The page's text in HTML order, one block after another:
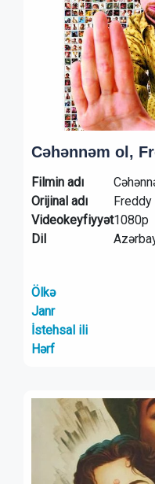
Cəhənnəm ol,
Filmin adı
Orijinal adı
Freddy
Videokeyfiyyət1080p
Dil
Ölkə
Janr
İstehsal ili
Hərf